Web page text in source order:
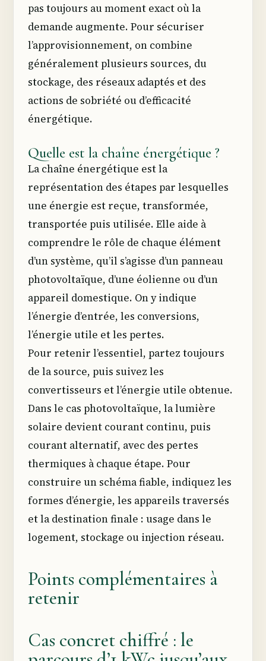
pas toujours au moment exact où la
demande augmente. Pour sécuriser
l’approvisionnement, on combine
généralement plusieurs sources, du
stockage, des réseaux adaptés et des
actions de sobriété ou d’efficacité
énergétique.
Quelle est la chaîne énergétique ?
La chaîne énergétique est la
représentation des étapes par lesquelles
une énergie est reçue, transformée,
transportée puis utilisée. Elle aide à
comprendre le rôle de chaque élément
d’un système, qu’il s’agisse d’un panneau
photovoltaïque, d’une éolienne ou d’un
appareil domestique. On y indique
l’énergie d’entrée, les conversions,
l’énergie utile et les pertes.
Pour retenir l’essentiel, partez toujours
de la source, puis suivez les
convertisseurs et l’énergie utile obtenue.
Dans le cas photovoltaïque, la lumière
solaire devient courant continu, puis
courant alternatif, avec des pertes
thermiques à chaque étape. Pour
construire un schéma fiable, indiquez les
formes d’énergie, les appareils traversés
et la destination finale : usage dans le
logement, stockage ou injection réseau.
Points complémentaires à
retenir
Cas concret chiffré : le